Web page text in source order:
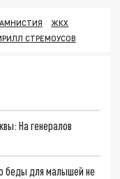
ЖКХ
СТРЕМОУСОВ
На генералов
беды для малышей не